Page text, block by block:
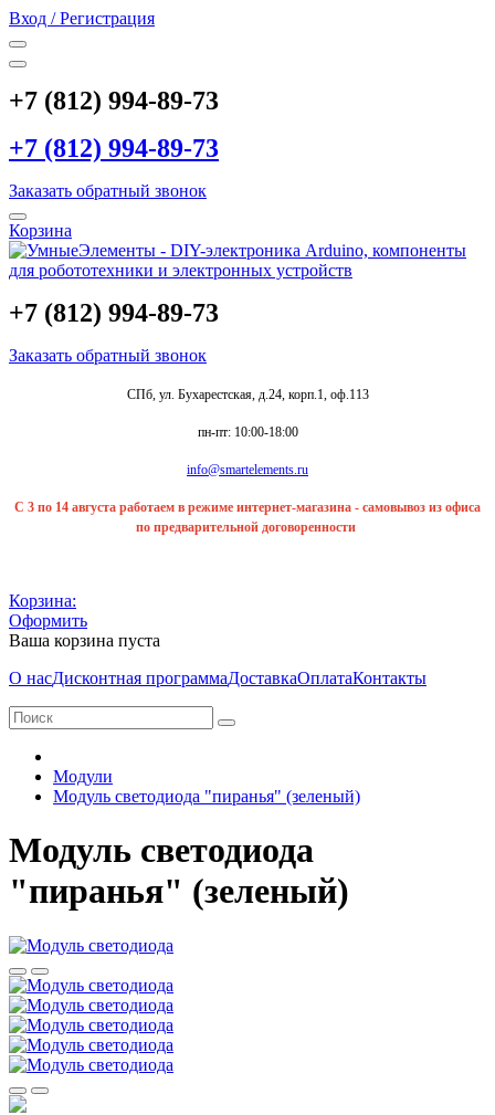
Вход / Регистрация
+7 (812) 994-89-73
+7 (812) 994-89-73
Заказать обратный звонок
Корзина
+7 (812) 994-89-73
Заказать обратный звонок
СПб, ул. Бухарестская, д.24, корп.1, оф.113
пн-пт: 10:00-18:00
info@smartelements.ru
С 3 по 14 августа работаем в режиме интернет-магазина - самовывоз из офиса
по предварительной договоренности
Корзина:
Оформить
Ваша корзина пуста
О насДисконтная программаДоставкаОплатаКонтакты
Модули
Модуль светодиода "пиранья" (зеленый)
Модуль светодиода
"пиранья" (зеленый)